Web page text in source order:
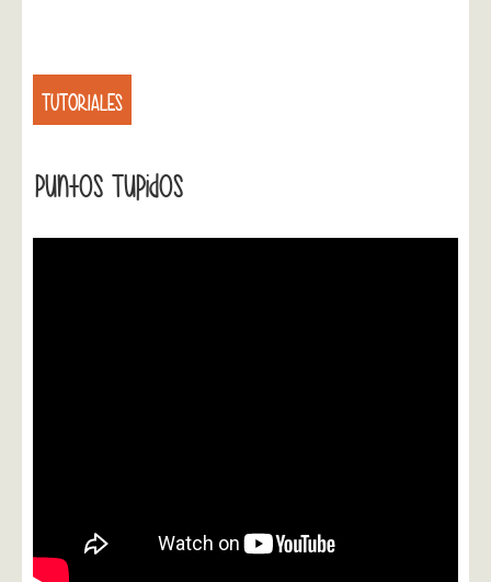
TUTORIALES
Puntos Tupidos